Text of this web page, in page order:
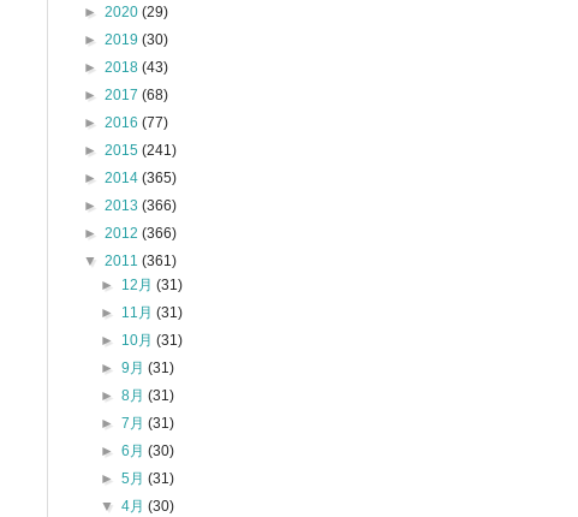
► 2020 (29)
► 2019 (30)
► 2018 (43)
► 2017 (68)
► 2016 (77)
► 2015 (241)
► 2014 (365)
► 2013 (366)
► 2012 (366)
▼ 2011 (361)
► 12月(31)
► 11月(31)
► 10月(31)
►9月(31)
►8月(31)
►7月(31)
►6月(30)
►5月(31)
▼4月(30)